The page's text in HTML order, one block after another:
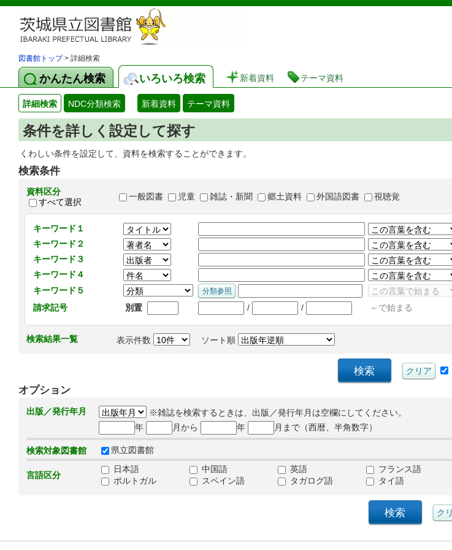
茨城県立図書館 蔵書検索・予約システム
図書館トップ> 詳細検索
かんたん検索 いろいろ検索 新着資料 テーマ資料
詳細検索 NDC分類検索 新着資料 テーマ資料
条件を詳しく設定して探す
くわしい条件を設定して、資料を検索することができます。
検索条件
資料区分
すべて選択
一般図書 児童 雑誌・新聞 郷土資料 外国語図書 視聴覚
キーワード１
キーワード２
キーワード３
キーワード４
キーワード５
請求記号
別置 / / ～で始まる
検索結果一覧 表示件数 ソート順
オプション
出版／発行年月
※雑誌を検索するときは、出版／発行年月は空欄にしてください。
年
月から 年 月まで（西暦、半角数字）
検索対象図書館 県立図書館
言語区分
日本語 中国語 英語 フランス語
ポルトガル
スペイン語 タガログ語 タイ語